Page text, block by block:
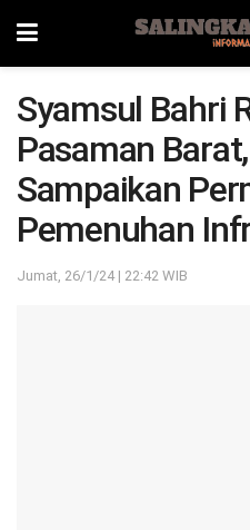
Syamsul Bahri
Pasaman
Sampaikan
Pemenuhan
Jumat, 26/1/24 | 22:42 WIB